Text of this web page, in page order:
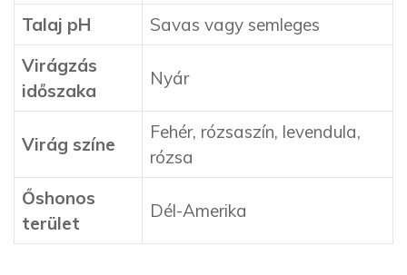
Talaj pH
Savas vagy semleges
Virágzás
időszaka
Nyár
Virág színe
Fehér, rózsaszín, levendula,
rózsa
Őshonos
terület
Dél-Amerika